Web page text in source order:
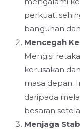
perkuat,
bangunan
Mencegah
Mengisi
kerusakan
masa depan.
daripada
besaran
Menjaga